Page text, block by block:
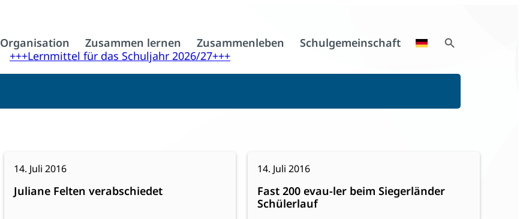
Organisation Zusammen lernen Zusammenleben Schulgemeinschaft
+++Lernmittel für das Schuljahr 2026/27+++
14. Juli 2016
Juliane Felten verabschiedet
Juliane
Felten
14. Juli 2016
Fast 200 evau-ler beim Siegerländer
Schülerlauf
Fast
200
evau-